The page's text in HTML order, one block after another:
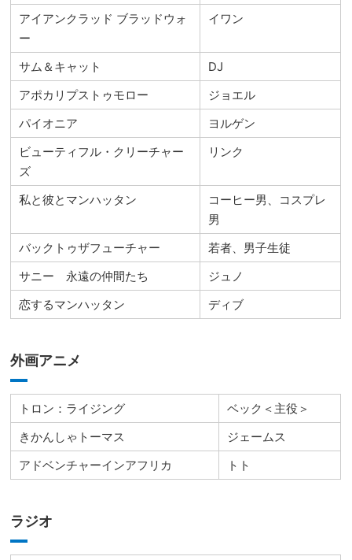
アイアンクラッド ブラッドウォ
ー
イワン
サム＆キャット
DJ
アポカリプストゥモロー
ジョエル
パイオニア
ヨルゲン
ビューティフル・クリーチャー
ズ
リンク
私と彼とマンハッタン
コーヒー男、コスプレ
男
バックトゥザフューチャー
若者、男子生徒
サニー 永遠の仲間たち
ジュノ
恋するマンハッタン
ディブ
外画アニメ
トロン：ライジング
ベック＜主役＞
きかんしゃトーマス
ジェームス
アドベンチャーインアフリカ
トト
ラジオ